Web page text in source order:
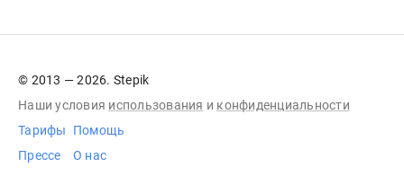
© 2013 — 2026. Stepik
Наши условия использования и конфиденциальности
Тарифы
Прессе
Помощь
О нас